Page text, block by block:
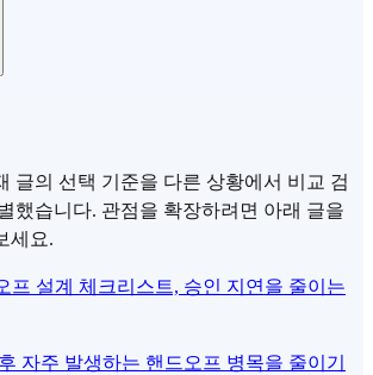
글의 선택 기준을 다른 상황에서 비교 검
했습니다. 관점을 확장하려면 아래 글을
세요.
프 설계 체크리스트, 승인 지연을 줄이는
자주 발생하는 핸드오프 병목을 줄이기